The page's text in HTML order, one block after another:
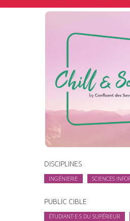
DISCIPLINES
INGÉNIERIE SCIENCES
PUBLIC CIBLE
ÉTUDIANT·E·S DU SUPÉRIEUR